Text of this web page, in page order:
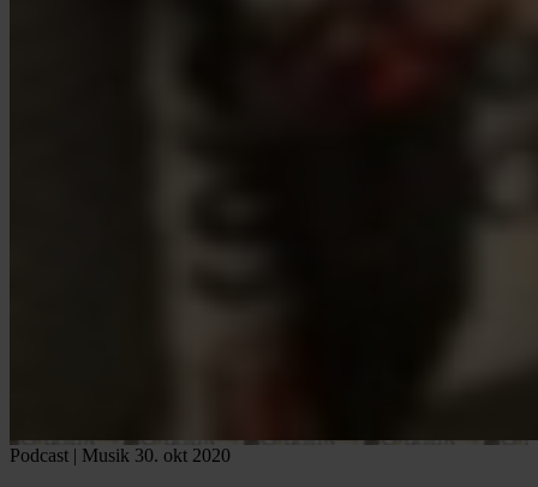
Podcast | Musik 30. okt 2020